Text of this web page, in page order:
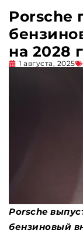
Porsche
на 2028
1 августа, 2025
Porsche
бензиновый